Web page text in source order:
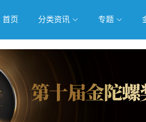
首页 分类资讯 专题
滩全球 人工智能 武侠游戏 独立
跨界Talk